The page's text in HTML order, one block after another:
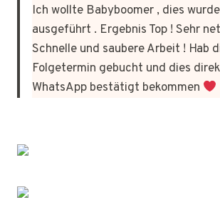
Ich wollte Babyboomer , dies
ausgeführt . Ergebnis Top ! Sehr
Schnelle und saubere Arbeit ! Hab
Folgetermin gebucht und dies
WhatsApp bestätigt bekommen